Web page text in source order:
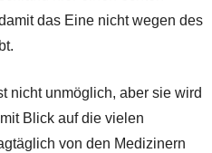
das Eine nicht wegen des
nicht unmöglich, aber sie wird
Blick auf die vielen
von den Medizinern